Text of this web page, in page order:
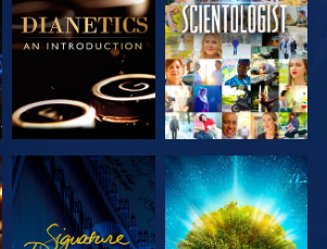
SERIEN
SE
UTFORSK
SERIEN